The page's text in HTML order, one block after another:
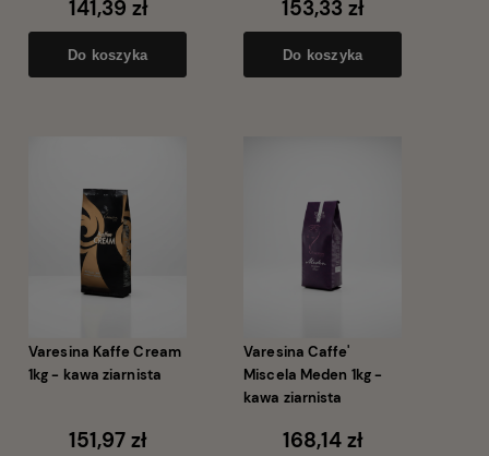
141,39 zł
Do koszyka
153,33 zł
Do koszyka
Varesina Kaffe Cream
1kg - kawa ziarnista
151,97 zł
Varesina Caffe'
Miscela Meden 1kg -
kawa ziarnista
168,14 zł